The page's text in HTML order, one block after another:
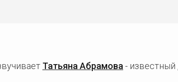
Татьяна Абрамова - известный